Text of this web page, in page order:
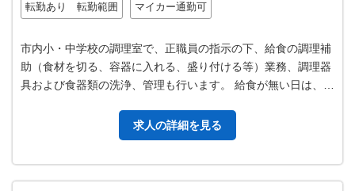
転勤あり 転勤範囲 マイカー通勤可
市内小・中学校の調理室で、正職員の指示の下、給食の調理補
助（食材を切る、容器に入れる、盛り付ける等）業務、調理器
具および食器類の洗浄、管理も行います。 給食が無い日は、食
求人の詳細を見る